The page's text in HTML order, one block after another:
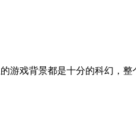
游戏背景都是十分的科幻，整